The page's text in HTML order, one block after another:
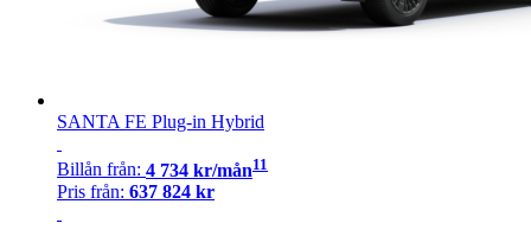
SANTA FE Plug-in Hybrid
Billån från: 4 734 kr/mån11
Pris från: 637 824 kr